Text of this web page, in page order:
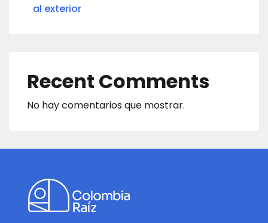
al exterior
Recent Comments
No hay comentarios que mostrar.